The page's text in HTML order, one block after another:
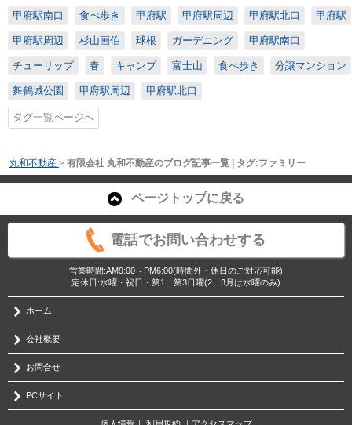
甲府駅南口
食べ歩き 甲府駅 甲府駅周辺 甲府駅北口 甲府駅
甲府駅周辺 杉山画伯 球根 ガーデニング 甲府駅南口
チューリップ 春 キャンプ 富士山 食べ歩き 分譲マンション
舞鶴城公園 甲府駅周辺 甲府駅北口
タグ一覧ページへ
丸和不動産 > 有限会社 丸和不動産のブログ記事一覧 | タグ:ファミリー
ページトップに戻る
電話でお問い合わせする
営業時間:AM9:00～PM6:00(時間外・休日のご対応可能)
定休日:水曜・祝日・第1、第3日曜(2、3月は水曜のみ)
ホーム
会社概要
お問合せ
PCサイト